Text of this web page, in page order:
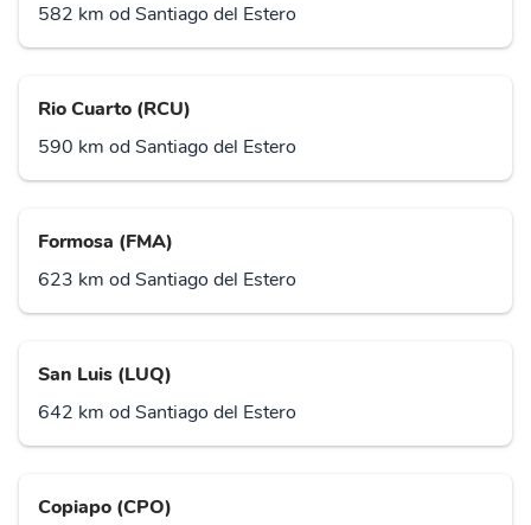
582 km od Santiago del Estero
Rio Cuarto (RCU)
590 km od Santiago del Estero
Formosa (FMA)
623 km od Santiago del Estero
San Luis (LUQ)
642 km od Santiago del Estero
Copiapo (CPO)